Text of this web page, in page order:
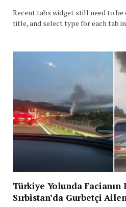
Recent tabs widget still need to be
title, and select type for each tab
Türkiye Yolunda
Sırbistan’da Gurbetçi